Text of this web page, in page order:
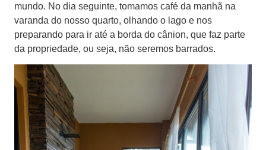
mundo. No dia seguinte, tomamos café da manhã na
varanda do nosso quarto, olhando o lago e nos
preparando para ir até a borda do cânion, que faz parte
da propriedade, ou seja, não seremos barrados.